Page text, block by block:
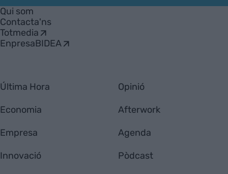
Empresa
Qui som
Contacta'ns
Totmedia
EnpresaBIDEA
Última Hora
Economia
Empresa
Innovació
Opinió
Afterwork
Agenda
Pòdcast